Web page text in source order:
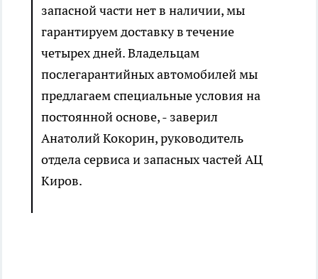
запасной части нет в наличии, мы
гарантируем доставку в течение
четырех дней. Владельцам
послегарантийных автомобилей мы
предлагаем специальные условия на
постоянной основе, - заверил
Анатолий Кокорин, руководитель
отдела сервиса и запасных частей АЦ
Киров.